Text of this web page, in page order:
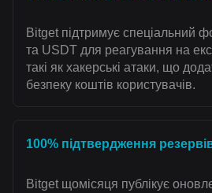
Bitget підтримує спеціальний
та USDT для реагування на
такі як хакерські атаки, що
безпеку коштів користувачів.
100% підтвердження
Bitget щомісяця публікує